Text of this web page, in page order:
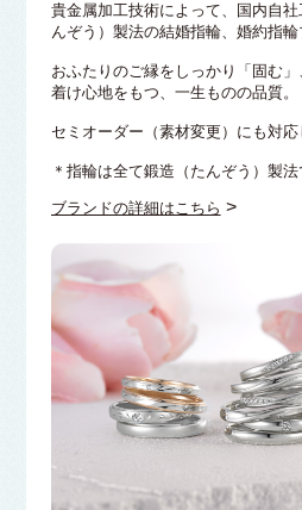
貴金属加工技術によって、国内自
んぞう）製法の結婚指輪、婚約指輪
おふたりのご縁をしっかり「固む
着け心地をもつ、一生ものの品質。
セミオーダー（素材変更）にも対応
＊指輪は全て鍛造（たんぞう）製
ブランドの詳細はこちら >